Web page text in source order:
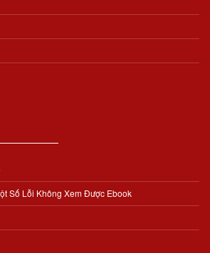
Số Lỗi Không Xem Được Ebook